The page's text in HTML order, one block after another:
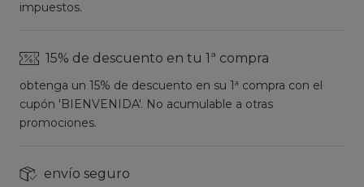
impuestos.
15% de descuento en tu 1ª compra
obtenga un 15% de descuento en su 1ª compra con el
cupón 'BIENVENIDA'. No acumulable a otras
promociones.
envío seguro